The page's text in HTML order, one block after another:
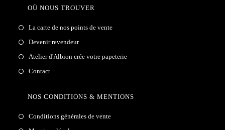
OÙ NOUS TROUVER
La carte de nos points de vente
Devenir revendeur
Atelier d'Albion crée votre papeterie
Contact
NOS CONDITIONS & MENTIONS
Conditions générales de vente